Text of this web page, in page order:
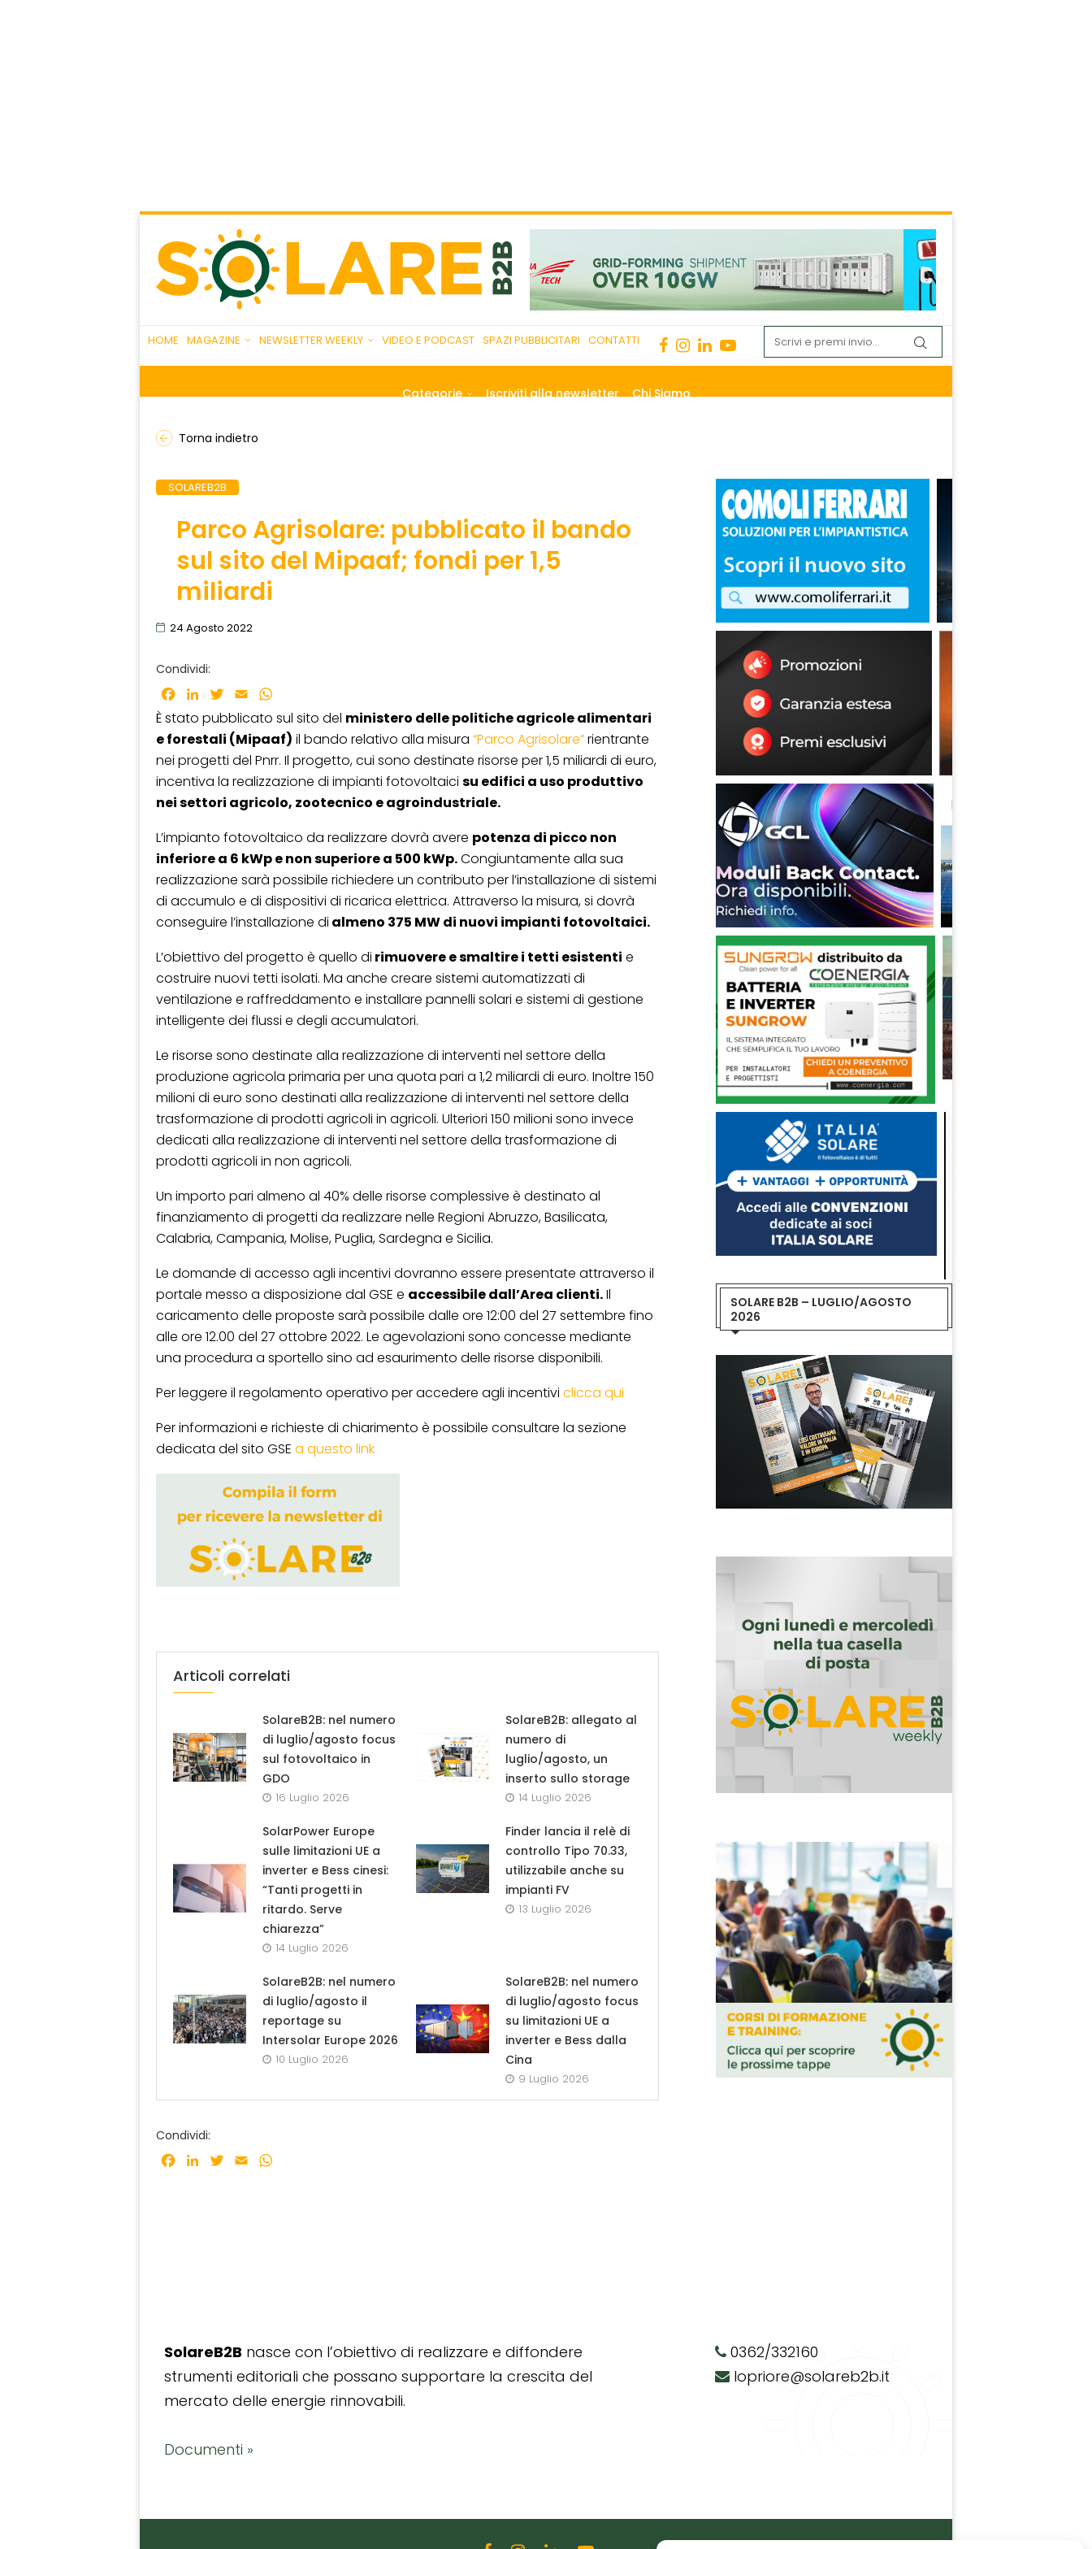
HOME MAGAZINE NEWSLETTER WEEKLY VIDEO E PODCAST SPAZI PUBBLICITARI CONTATTI
Categorie Iscriviti alla newsletter Chi Siamo
Torna indietro
SOLAREB2B
Parco Agrisolare: pubblicato il bando
sul sito del Mipaaf; fondi per 1,5
miliardi
24 Agosto 2022
Condividi:
Facebook
LinkedInTwitter
Email
È stato pubblicato sul sito del ministero delle politiche agricole alimentari
e forestali (Mipaaf) il bando relativo alla misura “Parco Agrisolare”rientrante
nei progetti del Pnrr. Il progetto, cui sono destinate risorse per 1,5 miliardi di euro,
incentiva la realizzazione di impianti fotovoltaici su edifici a uso produttivo
nei settori agricolo, zootecnico e agroindustriale.
L’impianto fotovoltaico da realizzare dovrà avere potenza di picco non
inferiore a 6 kWp e non superiore a 500 kWp.Congiuntamente alla sua
realizzazione sarà possibile richiedere un contributo per l’installazione di sistemi
di accumulo e di dispositivi di ricarica elettrica. Attraverso la misura, si dovrà
conseguire l’installazione di almeno 375 MW di nuovi impianti fotovoltaici.
L’obiettivo del progetto è quello di rimuovere e smaltire i tetti esistenti e
costruire nuovi tetti isolati. Ma anche creare sistemi automatizzati di
ventilazione e raffreddamento e installare pannelli solari e sistemi di gestione
intelligente dei flussi e degli accumulatori.
Le risorse sono destinate alla realizzazione di interventi nel settore della
produzione agricola primaria per una quota pari a 1,2 miliardi di euro. Inoltre 150
milioni di euro sono destinati alla realizzazione di interventi nel settore della
trasformazione di prodotti agricoli in agricoli. Ulteriori 150 milioni sono invece
dedicati alla realizzazione di interventi nel settore della trasformazione di
prodotti agricoli in non agricoli.
Un importo pari almeno al 40% delle risorse complessive è destinato al
finanziamento di progetti da realizzare nelle Regioni Abruzzo, Basilicata,
Calabria, Campania, Molise, Puglia, Sardegna e Sicilia.
Le domande di accesso agli incentivi dovranno essere presentate attraverso il
portale messo a disposizione dal GSE e accessibile dall’Area clienti.Il
caricamento delle proposte sarà possibile dalle ore 12:00 del 27 settembre fino
alle ore 12.00 del 27 ottobre 2022. Le agevolazioni sono concesse mediante
una procedura a sportello sino ad esaurimento delle risorse disponibili.
Per leggere il regolamento operativo per accedere agli incentivi clicca qui
Per informazioni e richieste di chiarimento è possibile consultare la sezione
dedicata del sito GSE a questo link
Articoli correlati
SolareB2B: nel numero
di luglio/agosto focus
sul fotovoltaico in
GDO
16 Luglio 2026
SolareB2B: allegato al
numero di
luglio/agosto, un
inserto sullo storage
14 Luglio 2026
SolarPower Europe
sulle limitazioni UE a
inverter e Bess cinesi:
“Tanti progetti in
ritardo. Serve
chiarezza”
14 Luglio 2026
Finder lancia il relè di
controllo Tipo 70.33,
utilizzabile anche su
impianti FV
13 Luglio 2026
SolareB2B: nel numero
di luglio/agosto il
reportage su
Intersolar Europe 2026
10 Luglio 2026
SolareB2B: nel numero
di luglio/agosto focus
su limitazioni UE a
inverter e Bess dalla
Cina
9 Luglio 2026
Condividi:
Facebook
LinkedInTwitter
Email
SOLARE B2B – LUGLIO/AGOSTO
2026
SolareB2B nasce con l’obiettivo di realizzare e diffondere
strumenti editoriali che possano supportare la crescita del
mercato delle energie rinnovabili.
Documenti »
0362/332160
lopriore@solareb2b.it